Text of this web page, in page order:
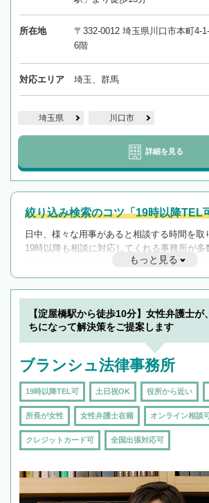
所在地
〒332-0012 埼玉県川口市本町4-
6階
対応エリア 埼玉、群馬
埼玉県 川口市
詳細を見る
絞り込み検索のコツ「19時以降TEL
日中、様々な用事があると相談する時間を取
19時以降も相談に対応してくれる事務所が多
遅い時間の相談が増えそうな場合はそのよう
んで検索してみましょう。
19時以降TEL可の条
を加えて再検索
もっと見る
【淀屋橋駅から徒歩10分】女性弁護士
ちになって解決策をご提案します
ブランシュ法律事務所
19時以降TEL可 土日祝OK 役所から近い
所長が女性 女性弁護士在籍 オンライン相談
クレジットカード可 全国出張対応可